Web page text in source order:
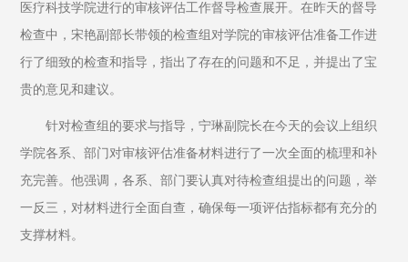
医疗科技学院进行的审核评估工作督导检查展开。在昨天的督导
检查中，宋艳副部长带领的检查组对学院的审核评估准备工作进
行了细致的检查和指导，指出了存在的问题和不足，并提出了宝
贵的意见和建议。
针对检查组的要求与指导，宁琳副院长在今天的会议上组织
学院各系、部门对审核评估准备材料进行了一次全面的梳理和补
充完善。他强调，各系、部门要认真对待检查组提出的问题，举
一反三，对材料进行全面自查，确保每一项评估指标都有充分的
支撑材料。